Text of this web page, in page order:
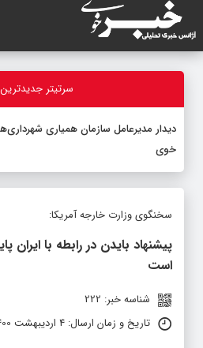
سرتیتر جدیدترین
دیدار مدیرعامل سازمان همیاری
خوی
سخنگوی وزارت خارجه آمریکا:
پیشنهاد بایدن در رابطه با ایران
است
شناسه خبر: 222
تاریخ و زمان ارسال: 4 اردیبهشت 1400 ساعت 10:46